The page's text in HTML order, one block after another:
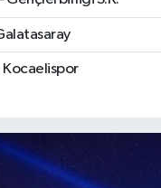
Kocaelispor